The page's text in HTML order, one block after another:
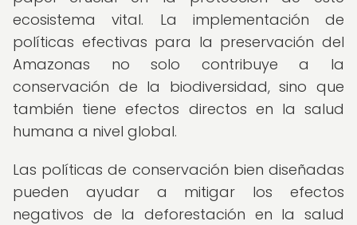
ecosistema vital. La implementación de
políticas efectivas para la preservación del
Amazonas no solo contribuye a la
conservación de la biodiversidad, sino que
también tiene efectos directos en la salud
humana a nivel global.
Las políticas de conservación bien diseñadas
pueden ayudar a mitigar los efectos
negativos de la deforestación en la salud